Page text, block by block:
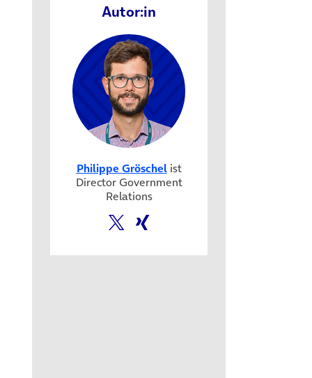
Autor:in
Philippe Gröschelist
Director Government
Relations